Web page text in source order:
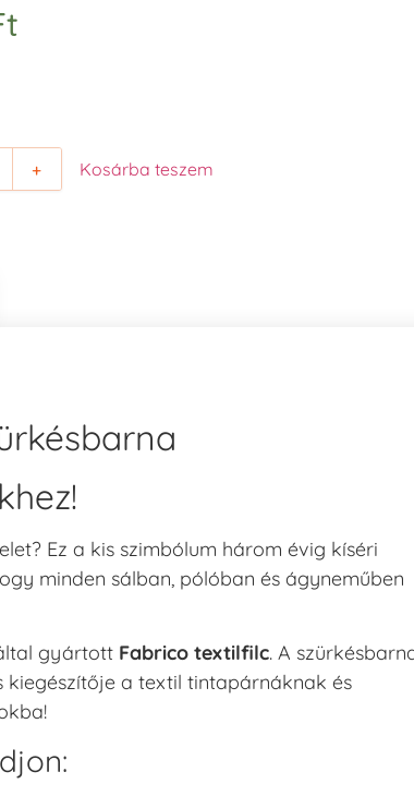
+ Kosárba teszem
Ez a kis szimbólum három évig kíséri
minden sálban, pólóban és ágyneműben
gyártott Fabrico textilfilc. A
a textil tintapárnáknak és